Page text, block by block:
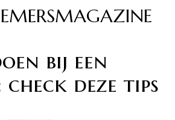
bij een
deze tips